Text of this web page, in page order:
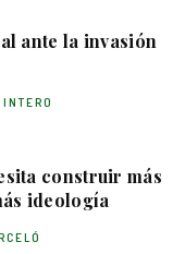
ante la invasión
construir más
ideología